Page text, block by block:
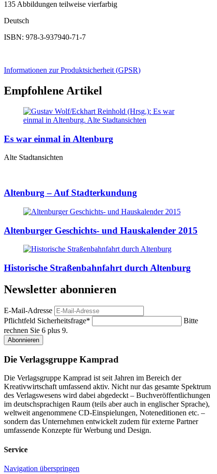
135 Abbildungen teilweise vierfarbig
Deutsch
ISBN: 978-3-937940-71-7
Informationen zur Produktsicherheit (GPSR)
Empfohlene Artikel
Es war einmal in Altenburg
Alte Stadtansichten
Altenburg – Auf Stadterkundung
Altenburger Geschichts- und Hauskalender 2015
Historische Straßenbahnfahrt durch Altenburg
Newsletter abonnieren
E-Mail-Adresse
Pflichtfeld Sicherheitsfrage*
Bitte
rechnen Sie 6 plus 9.
Abonnieren
Die Verlagsgruppe Kamprad
Die Verlagsgruppe Kamprad ist seit Jahren im Bereich der
Kreativwirtschaft umfassend aktiv. Nicht nur das gesamte Spektrum
des Verlagswesens wird dabei abgedeckt – Buchveröffentlichungen
im deutschsprachigen Raum (teils aber auch in englischer Sprache),
weltweit angenommene CD-Einspielungen, Noteneditionen etc. –
sondern das Unternehmen entwickelt zudem für externe Partner
umfassende Konzepte für Werbung und Design.
Service
Navigation überspringen